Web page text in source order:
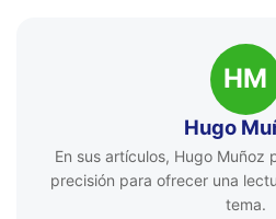
HM
Hugo
En sus artículos, Hugo Muñoz
precisión para ofrecer una
tema.